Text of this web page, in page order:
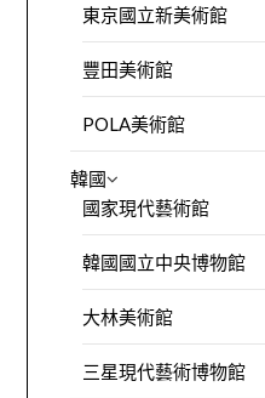
東京國立新美術館
豐田美術館
POLA美術館
韓國
國家現代藝術館
韓國國立中央博物館
大林美術館
三星現代藝術博物館